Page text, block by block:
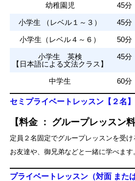
幼稚園児 45分
小学生 （レベル１～３） 45分
小学生（レベル４～６） 50分
小学生 英検
【日本語による文法クラス】
45分
中学生 60分
セミプライベートレッスン【２名】
【料金 ： グループレッスン
定員２名固定でグループレッスンを受け
お友達や、御兄弟などと一緒に学べます
プライベートレッスン（対面 また